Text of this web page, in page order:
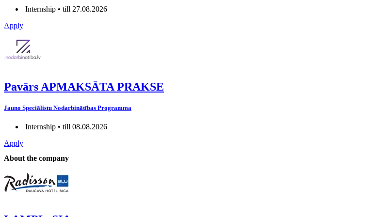
Internship • till 27.08.2026
Apply
Pavārs APMAKSĀTA PRAKSE
Jauno Speciālistu Nodarbinātības Programma
Internship • till 08.08.2026
Apply
About the company